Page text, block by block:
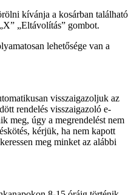
kívánja a kosárban található
„Eltávolítás” gombot.
lehetősége van a
visszaigazoljuk az
rendelés visszaigazoló e-
meg, úgy a megrendelést nem
kérjük, ha nem kapott
meg minket az alábbi